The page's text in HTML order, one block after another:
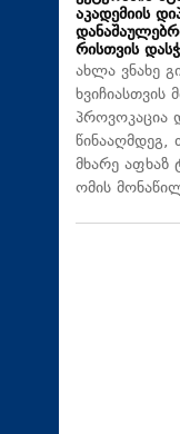
აკადემიის
რისთვის
ახლა ვნახე
ხვიჩიასთვის
პროვოკაცია
მხარე აფხაზ
ომის